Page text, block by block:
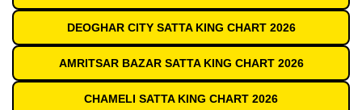
DEOGHAR CITY SATTA KING CHART 2026
AMRITSAR BAZAR SATTA KING CHART 2026
CHAMELI SATTA KING CHART 2026